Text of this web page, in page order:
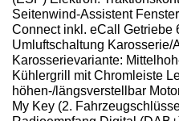
Seitenwind-Assistent
Connect inkl. eCall Getriebe
Umluftschaltung Karosserie/
Karosserievariante:
Kühlergrill mit Chromleiste
höhen-/längsverstellbar
My Key (2.